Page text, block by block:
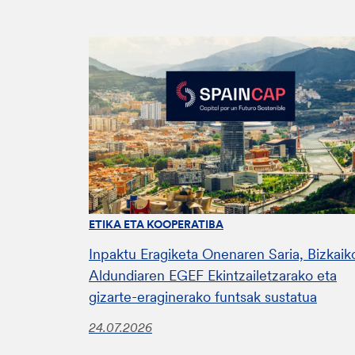
ETIKA ETA KOOPERATIBA
Inpaktu Eragiketa Onenaren Saria,
Aldundiaren EGEF Ekintzailetzarako eta
gizarte-eraginerako funtsak sustatua
24.07.2026